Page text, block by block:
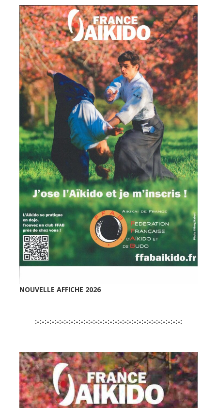
NOUVELLE AFFICHE 2026
:-:-:-:-:-:-:-:-:-:-:-:-:-:-:-:-:-:-:-:-:-:-:-:-:-:-:-:-:-:-: